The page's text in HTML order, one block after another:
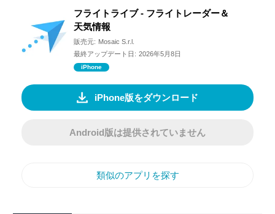
フライトライブ - フライトレーダー＆
天気情報
販売元: Mosaic S.r.l.
最終アップデート日: 2026年5月8日
iPhone
iPhone版をダウンロード
Android版は提供されていません
類似のアプリを探す